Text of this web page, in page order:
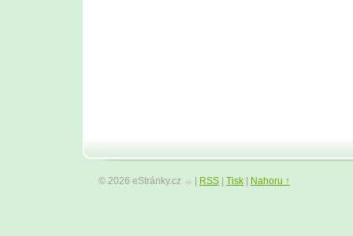
© 2026 eStránky.cz RSS Tisk Nahoru ↑